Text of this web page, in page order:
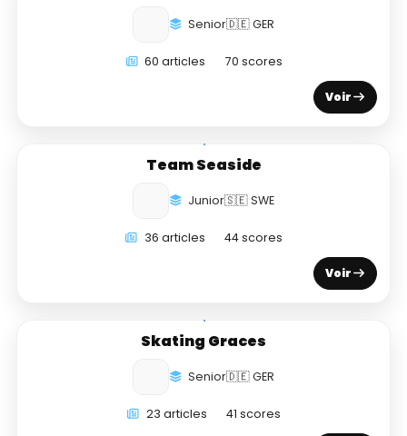
Senior🇩🇪 GER
60 articles 70 scores
Voir
Team Seaside
Junior🇸🇪 SWE
36 articles 44 scores
Voir
Skating Graces
Senior🇩🇪 GER
23 articles 41 scores